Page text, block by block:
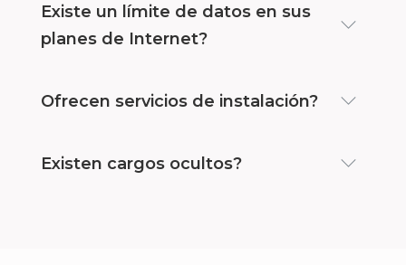
Existe un límite de datos en sus
planes de Internet?
Ofrecen servicios de instalación?
Existen cargos ocultos?